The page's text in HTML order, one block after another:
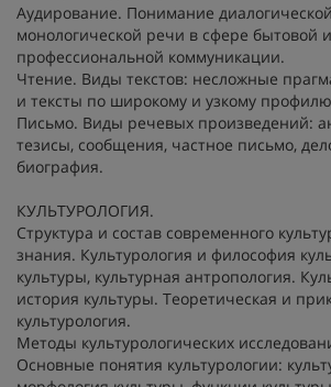
Аудирование. Понимание
монологической речи в сфере бытовой и
профессиональной коммуникации.
Чтение. Виды текстов: несложные
и тексты по широкому и узкому
Письмо. Виды речевых произведений:
тезисы, сообщения, частное письмо,
биография.
КУЛЬТУРОЛОГИЯ.
Структура и состав современного
знания. Культурология и философия
культуры, культурная антропология.
история культуры. Теоретическая и
культурология.
Методы культурологических
Основные понятия культурологии: